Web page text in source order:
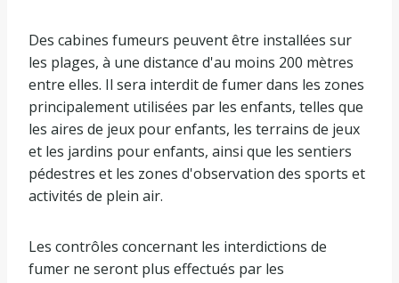
Des cabines fumeurs peuvent être installées sur
les plages, à une distance d'au moins 200 mètres
entre elles. Il sera interdit de fumer dans les zones
principalement utilisées par les enfants, telles que
les aires de jeux pour enfants, les terrains de jeux
et les jardins pour enfants, ainsi que les sentiers
pédestres et les zones d'observation des sports et
activités de plein air.
Les contrôles concernant les interdictions de
fumer ne seront plus effectués par les